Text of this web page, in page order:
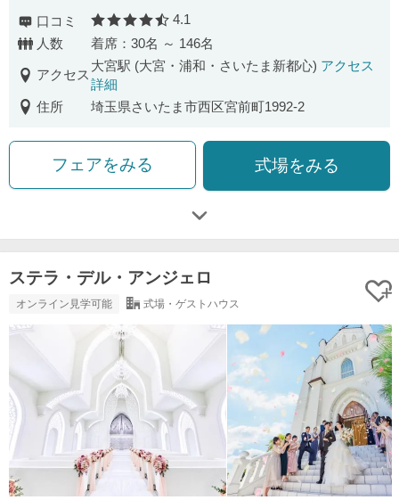
口コミ 口コミ評価
4.1
人数
着席：30名 ～ 146名
アクセス
大宮駅 (大宮・浦和・さいたま新都心) アクセス
詳細
住所
埼玉県さいたま市西区宮前町1992-2
フェアをみる 式場をみる
ステラ・デル・アンジェロ
オンライン見学可能 式場・ゲストハウス